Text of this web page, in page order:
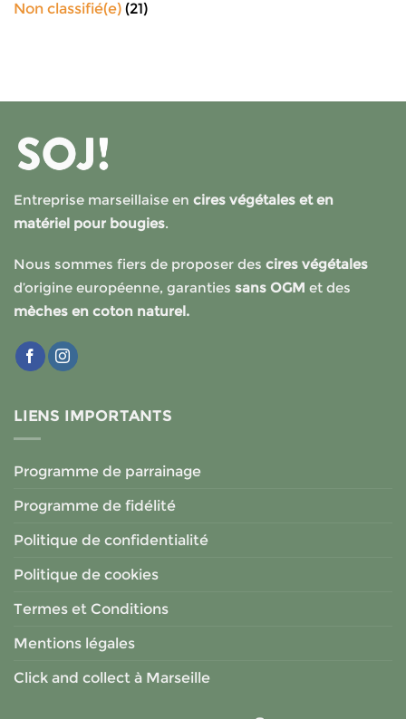
Non classifié(e) (21)
Entreprise marseillaise en cires végétales et en
matériel pour bougies.
Nous sommes fiers de proposer des cires végétales
d’origine européenne, garanties sans OGM et des
mèches en coton naturel.
LIENS IMPORTANTS
Programme de parrainage
Programme de fidélité
Politique de confidentialité
Politique de cookies
Termes et Conditions
Mentions légales
Click and collect à Marseille